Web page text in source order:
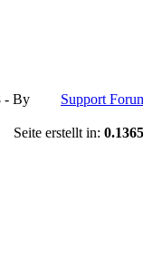
- By
Support
Seite erstellt in: 0.1365